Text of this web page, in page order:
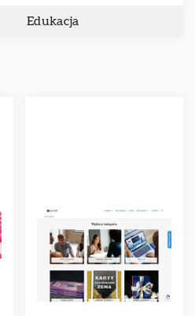
Edukacja